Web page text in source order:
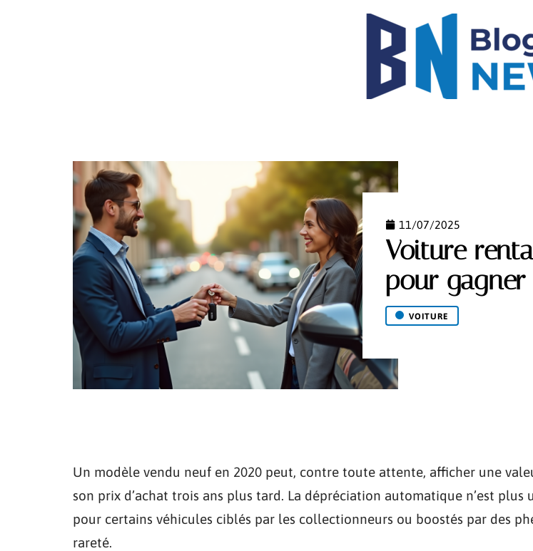
11/07/2025
Voiture
pour gagner
VOITURE
Un modèle vendu neuf en 2020 peut, contre toute attente, afficher une
son prix d’achat trois ans plus tard. La dépréciation automatique n’est plus
pour certains véhicules ciblés par les collectionneurs ou boostés par des
rareté.